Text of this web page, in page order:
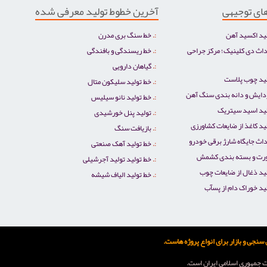
آخرین خطوط تولید معرفی شده
خط سنگ بری مدرن
خط ریسندگی و بافندگی
گیاهان دارویی
خط تولید سلیکون متال
خط تولید نانو سیلیس
تولید پنل خورشیدی
بازیافت سنگ
خط تولید آهک صنعتی
خط تولید تولید آجرشیلی
خط تولید الیاف شیشه
توجیهی
اکسید آهن
دی کلینیک؛ مرکز جراحی
چوب پلاست
و دانه بندی سنگ آهن
اسید سیتریک
کاغذ از ضایعات کشاورزی
جایگاه شارژ برقی خودرو
و بسته بندی کشمش
ذغال از ضایعات چوب
خوراک دام از پسآب
و بازار برای انواع پروژه هاست.
جمهوری اسلامی ايران است.